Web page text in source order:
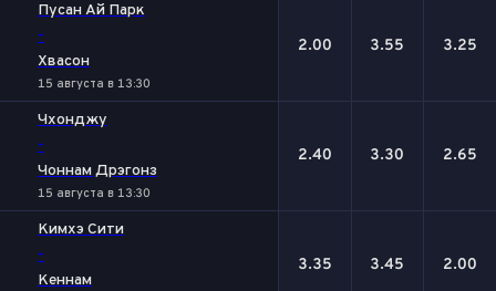
Пусан Ай Парк
-
Хвасон
15 августа в 13:30
2.00 3.55 3.25
Чхонджу
-
Чоннам Дрэгонз
15 августа в 13:30
2.40 3.30 2.65
Кимхэ Сити
-
Кеннам
3.35 3.45 2.00